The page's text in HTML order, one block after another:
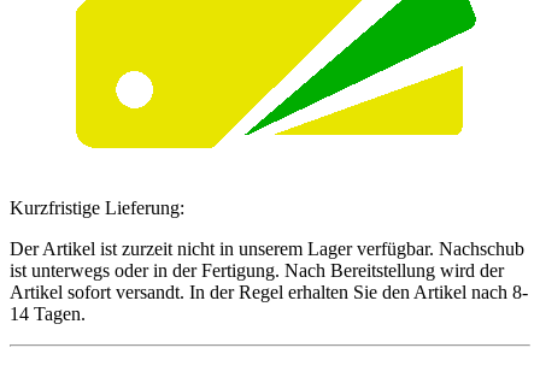
Kurzfristige Lieferung:
Der Artikel ist zurzeit nicht in unserem Lager verfügbar. Nachschub
ist unterwegs oder in der Fertigung. Nach Bereitstellung wird der
Artikel sofort versandt. In der Regel erhalten Sie den Artikel nach 8-
14 Tagen.